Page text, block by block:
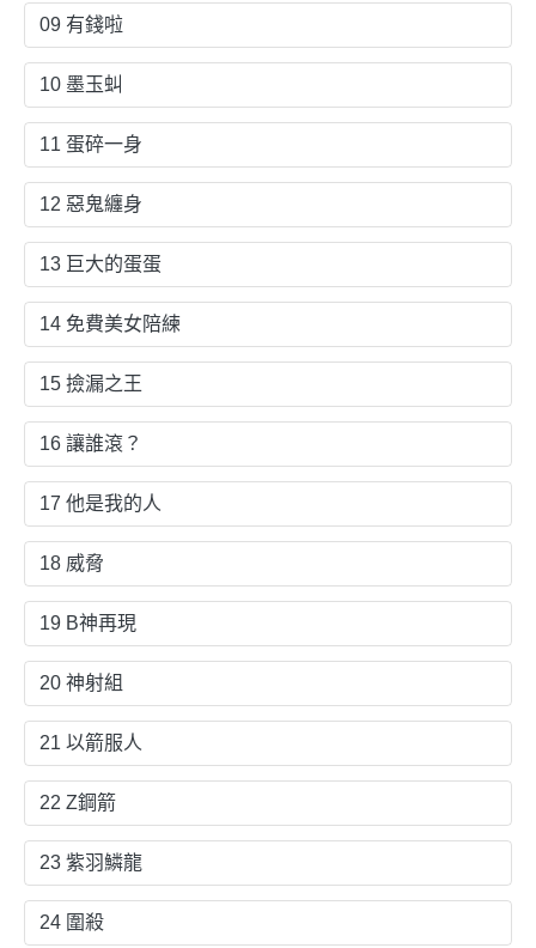
09 有錢啦
10 墨玉虯
11 蛋碎一身
12 惡鬼纏身
13 巨大的蛋蛋
14 免費美女陪練
15 撿漏之王
16 讓誰滾？
17 他是我的人
18 威脅
19 B神再現
20 神射組
21 以箭服人
22 Z鋼箭
23 紫羽鱗龍
24 圍殺